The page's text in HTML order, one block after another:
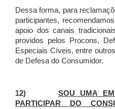
Dessa forma, para
participantes,
apoio dos canais
providos pelos Procons,
Especiais Cíveis, entre
de Defesa do Consumidor.
12) SOU UMA
PARTICIPAR DO